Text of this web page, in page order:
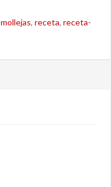
mollejas, receta, receta-